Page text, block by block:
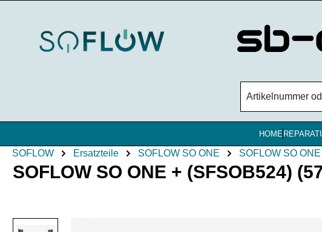
HOME
SOFLOW Ersatzteile SOFLOW SO ONE SOFLOW SO
SOFLOW SO ONE + (SFSOB524)